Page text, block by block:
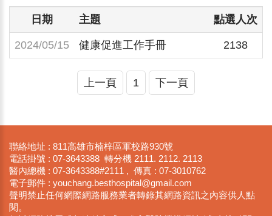
日期 主題 點選人次
2024/05/15 健康促進工作手冊 2138
上一頁 1 下一頁
聯絡地址 : 811高雄市楠梓區軍校路930號
電話掛號 : 07-3643388 轉分機 2111. 2112. 2113
醫內總機 : 07-3643388#2111 , 傳真 : 07-3010762
電子郵件 : youchan​g.besthosp​ital@gmail​.com
聲明禁止任何網際網路服務業者轉錄其網路資訊之內容供人點
閱。